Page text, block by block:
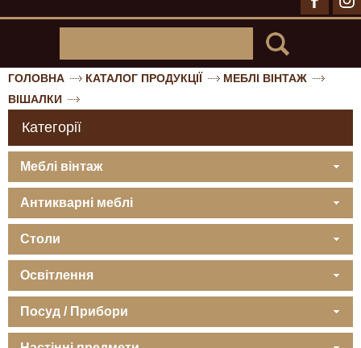
ГОЛОВНА КАТАЛОГ ПРОДУКЦІЇ
МЕБЛІ ВІНТАЖ
ВІШАЛКИ
Категорії
Меблі вінтаж
Антикварні меблі
Столи
Освітлення
Посуд / Прибори